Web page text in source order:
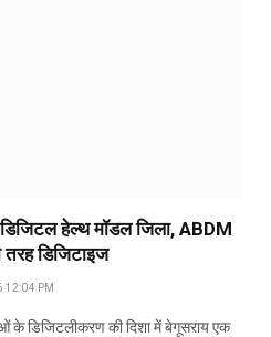
डिजिटल हेल्थ मॉडल जिला, ABDM
तरह डिजिटाइज
12:04 PM
डिजिटलीकरण की दिशा में बेगूसराय एक